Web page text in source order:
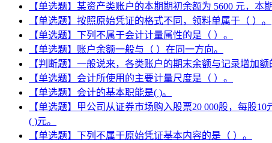
【单选题】某资产类账户的本期期初余额为 5600 元，本
【单选题】按照原始凭证的格式不同，领料单属于（ ）。
【单选题】下列不属于会计计量属性的是（ ）。
【单选题】账户余额一般与（ ）在同一方向。
【判断题】一般说来，各类账户的期末余额与记录增加额
【单选题】会计所使用的主要计量尺度是（ ）。
【单选题】会计的基本职能是( )。
【单选题】甲公司从证券市场购入股票20 000股，每股
( )元。
【单选题】下列不属于原始凭证基本内容的是（ ）。